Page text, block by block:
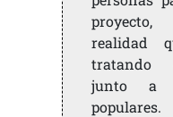
realidad
tratando
junto a
populares.